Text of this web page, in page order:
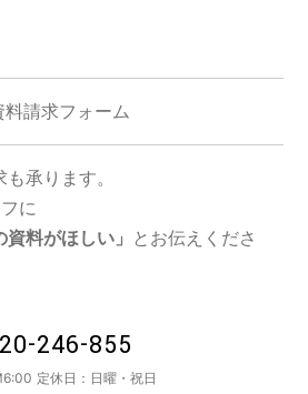
料請求フォーム
承ります。
に
資料がほしい」 とお伝えくださ
246-855
定休日： 日曜・祝日